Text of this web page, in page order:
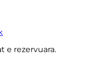
e rezervuara.